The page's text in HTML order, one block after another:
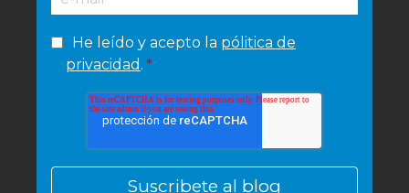
He leído y acepto la pólitica de
privacidad . *